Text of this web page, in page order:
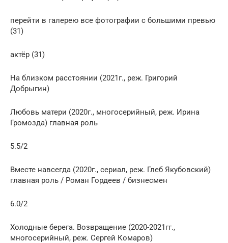
перейти в галерею все фотографии с большими превью
(31)
актёр (31)
На близком расстоянии (2021г., реж. Григорий
Добрыгин)
Любовь матери (2020г., многосерийный, реж. Ирина
Громозда) главная роль
5.5/2
Вместе навсегда (2020г., сериал, реж. Глеб Якубовский)
главная роль / Роман Гордеев / бизнесмен
6.0/2
Холодные берега. Возвращение (2020-2021гг.,
многосерийный, реж. Сергей Комаров)